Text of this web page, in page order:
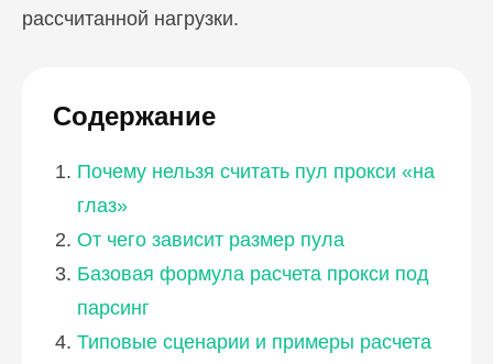
рассчитанной нагрузки.
Содержание
Почему нельзя считать пул прокси «на
глаз»
От чего зависит размер пула
Базовая формула расчета прокси под
парсинг
Типовые сценарии и примеры расчета